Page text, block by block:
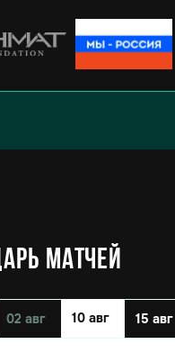
МАТЧЕЙ
02 авг 10 авг 15 авг